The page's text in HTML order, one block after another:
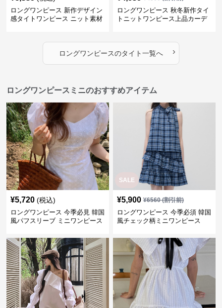
ロングワンピース 新作デザイン
感タイトワンピース ニット素材
ロングワンピース 秋冬新作タイ
トニットワンピース上品カーデ
ロングワンピースのタイト一覧へ ›
ロングワンピースミニのおすすめアイテム
¥5,720 (税込)
ロングワンピース 今季必見 韓国
風パフスリーブ ミニワンピース
SALE
¥5,900 ¥6560(割引前)
ロングワンピース 今季必須 韓国
風チェック柄ミニワンピース